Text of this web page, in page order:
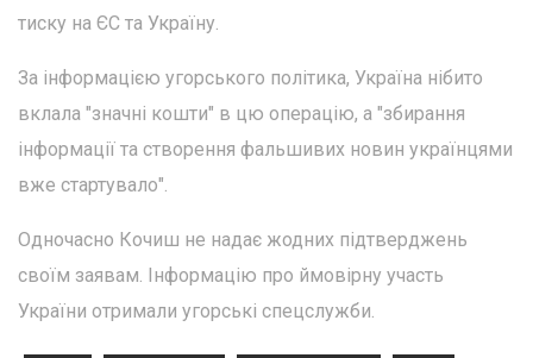
тиску на ЄС та Україну.
За інформацією угорського політика, Україна нібито
вклала "значні кошти" в цю операцію, а "збирання
інформації та створення фальшивих новин українцями
вже стартувало".
Одночасно Кочиш не надає жодних підтверджень
своїм заявам. Інформацію про ймовірну участь
України отримали угорські спецслужби.